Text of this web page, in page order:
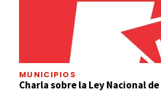
MUNICIPIOS
Charla sobre la Ley Nacional